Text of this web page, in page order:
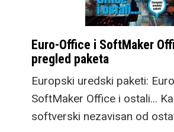
Euro-Office i SoftMaker
pregled paketa
Europski uredski paketi:
SoftMaker Office i ostali...
softverski nezavisan od